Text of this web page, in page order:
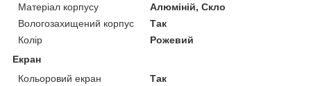
Матеріал корпусу
Алюміній, Скло
Вологозахищений корпус
Так
Колір
Рожевий
Екран
Кольоровий екран
Так